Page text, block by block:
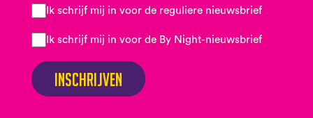
Ik schrijf mij in voor de reguliere nieuwsbrief
Ik schrijf mij in voor de By Night-nieuwsbrief
Inschrijven